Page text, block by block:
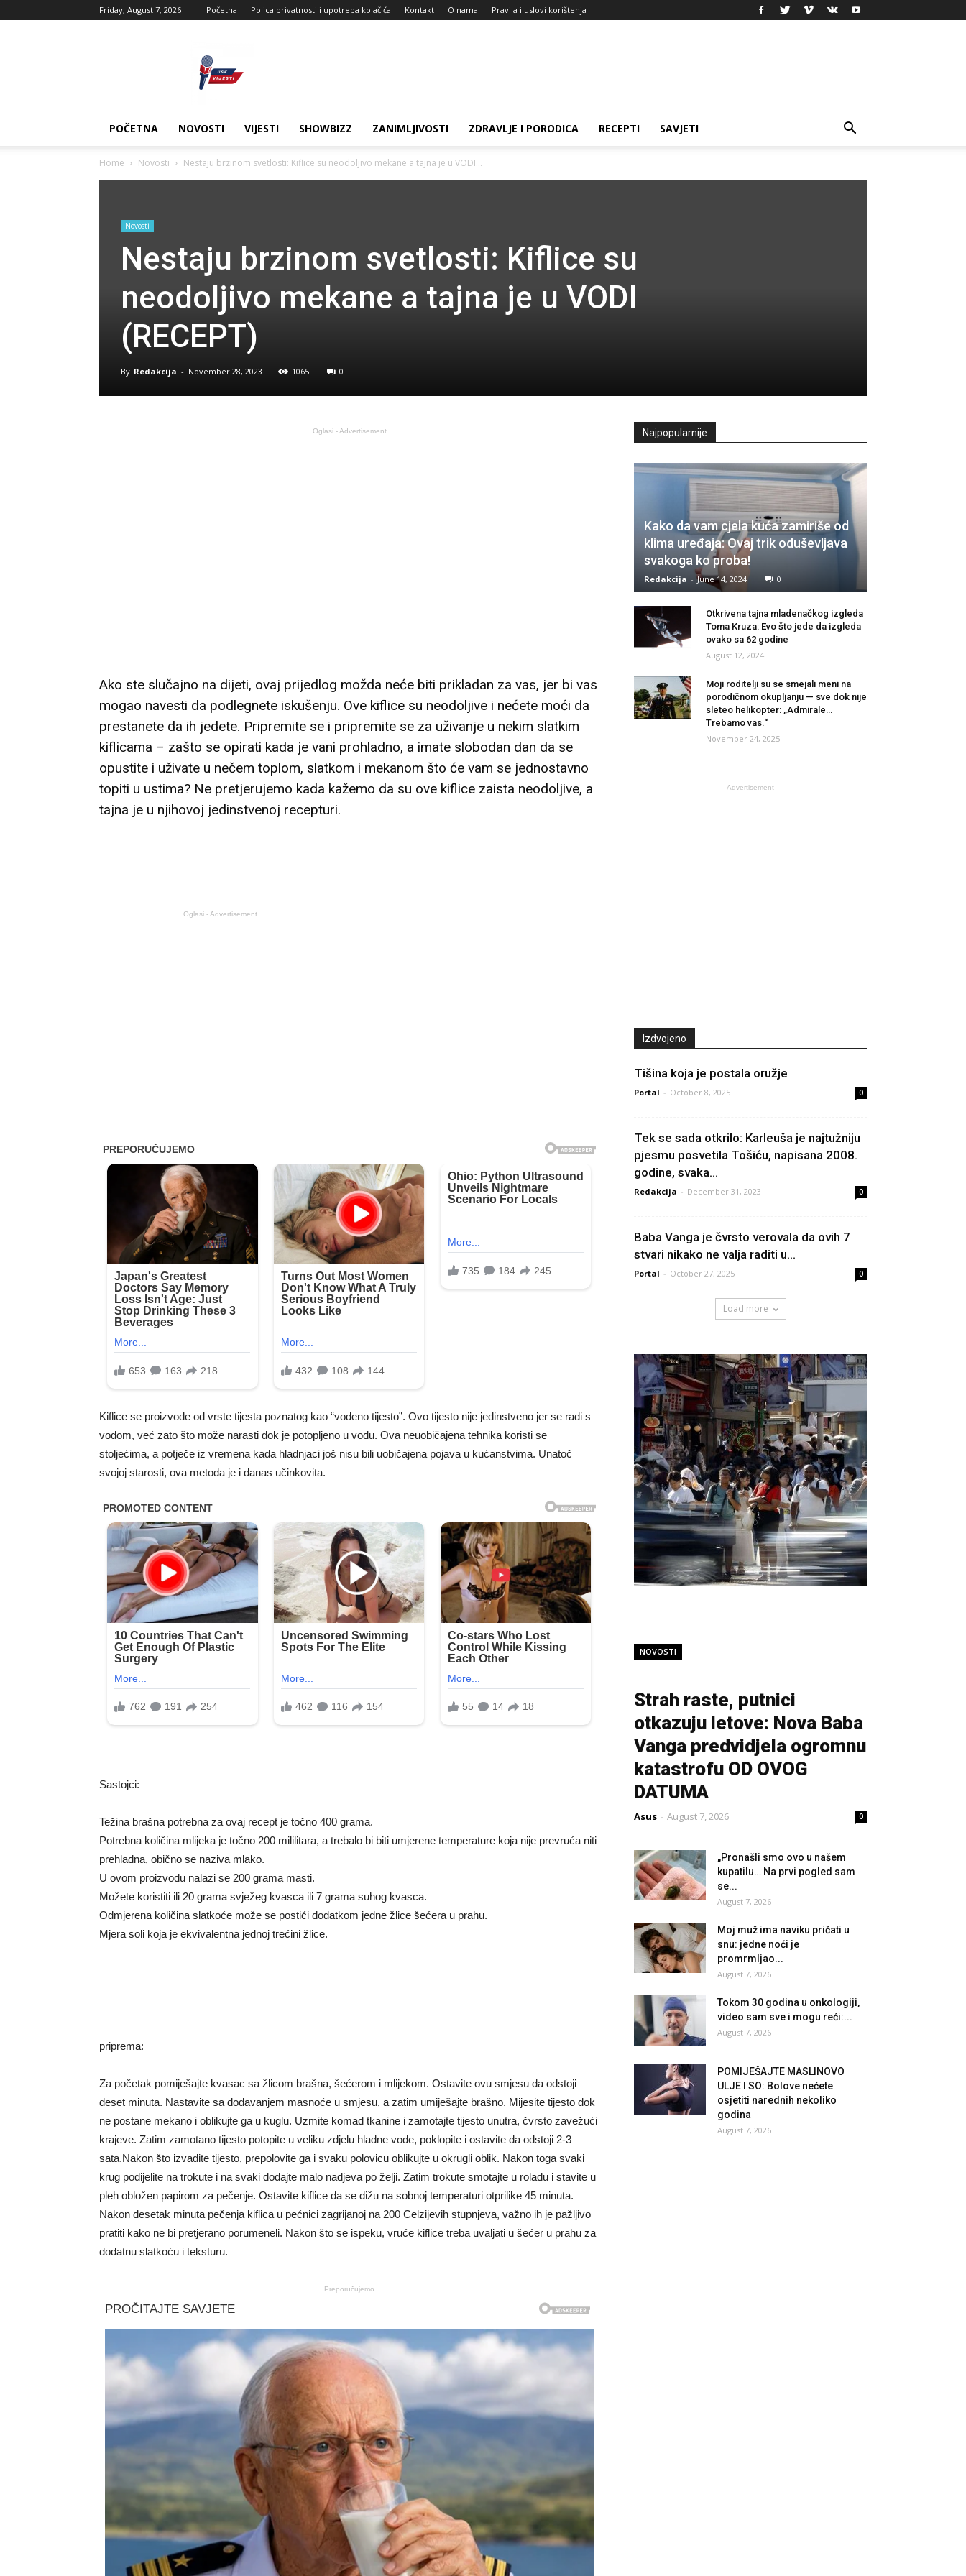
Friday, August 7, 2026 Početna Polica privatnosti i upotreba kolačića Kontakt O nama Pravila i uslovi korištenja
POČETNA NOVOSTI VIJESTI SHOWBIZZ ZANIMLJIVOSTI ZDRAVLJE I PORODICA RECEPTI SAVJETI
Home Novosti Nestaju brzinom svetlosti: Kiflice su neodoljivo mekane a tajna je u VODI...
Novosti
Nestaju brzinom svetlosti: Kiflice su
neodoljivo mekane a tajna je u VODI
(RECEPT)
By Redakcija - November 28, 2023 1065 0
Oglasi - Advertisement
Ako ste slučajno na dijeti, ovaj prijedlog možda neće biti prikladan za vas, jer bi vas
mogao navesti da podlegnete iskušenju. Ove kiflice su neodoljive i nećete moći da
prestanete da ih jedete. Pripremite se i pripremite se za uživanje u nekim slatkim
kiflicama – zašto se opirati kada je vani prohladno, a imate slobodan dan da se
opustite i uživate u nečem toplom, slatkom i mekanom što će vam se jednostavno
topiti u ustima? Ne pretjerujemo kada kažemo da su ove kiflice zaista neodoljive, a
tajna je u njihovoj jedinstvenoj recepturi.
Oglasi - Advertisement
Kiflice se proizvode od vrste tijesta poznatog kao “vodeno tijesto”. Ovo tijesto nije jedinstveno jer se radi s
vodom, već zato što može narasti dok je potopljeno u vodu. Ova neuobičajena tehnika koristi se
stoljećima, a potječe iz vremena kada hladnjaci još nisu bili uobičajena pojava u kućanstvima. Unatoč
svojoj starosti, ova metoda je i danas učinkovita.
Sastojci:
Težina brašna potrebna za ovaj recept je točno 400 grama.
Potrebna količina mlijeka je točno 200 mililitara, a trebalo bi biti umjerene temperature koja nije prevruća niti
prehladna, obično se naziva mlako.
U ovom proizvodu nalazi se 200 grama masti.
Možete koristiti ili 20 grama svježeg kvasca ili 7 grama suhog kvasca.
Odmjerena količina slatkoće može se postići dodatkom jedne žlice šećera u prahu.
Mjera soli koja je ekvivalentna jednoj trećini žlice.
priprema:
Za početak pomiješajte kvasac sa žlicom brašna, šećerom i mlijekom. Ostavite ovu smjesu da odstoji
deset minuta. Nastavite sa dodavanjem masnoće u smjesu, a zatim umiješajte brašno. Mijesite tijesto dok
ne postane mekano i oblikujte ga u kuglu. Uzmite komad tkanine i zamotajte tijesto unutra, čvrsto zavežući
krajeve. Zatim zamotano tijesto potopite u veliku zdjelu hladne vode, poklopite i ostavite da odstoji 2-3
sata.Nakon što izvadite tijesto, prepolovite ga i svaku polovicu oblikujte u okrugli oblik. Nakon toga svaki
krug podijelite na trokute i na svaki dodajte malo nadjeva po želji. Zatim trokute smotajte u roladu i stavite u
pleh obložen papirom za pečenje. Ostavite kiflice da se dižu na sobnoj temperaturi otprilike 45 minuta.
Nakon desetak minuta pečenja kiflica u pećnici zagrijanoj na 200 Celzijevih stupnjeva, važno ih je pažljivo
pratiti kako ne bi pretjerano porumeneli. Nakon što se ispeku, vruće kiflice treba uvaljati u šećer u prahu za
dodatnu slatkoću i teksturu.
Preporučujemo
Najpopularnije
Kako da vam cjela kuća zamiriše od
klima uređaja: Ovaj trik oduševljava
svakoga ko proba!
Redakcija - June 14, 2024 0
Otkrivena tajna mladenačkog izgleda
Toma Kruza: Evo što jede da izgleda
ovako sa 62 godine
August 12, 2024
Moji roditelji su se smejali meni na
porodičnom okupljanju — sve dok nije
sleteo helikopter: „Admirale…
Trebamo vas.“
November 24, 2025
- Advertisement -
Izdvojeno
Tišina koja je postala oružje
Portal - October 8, 2025 0
Tek se sada otkrilo: Karleuša je najtužniju
pjesmu posvetila Tošiću, napisana 2008.
godine, svaka...
Redakcija - December 31, 2023 0
Baba Vanga je čvrsto verovala da ovih 7
stvari nikako ne valja raditi u...
Portal - October 27, 2025 0
Load more
NOVOSTI
Strah raste, putnici
otkazuju letove: Nova Baba
Vanga predvidjela ogromnu
katastrofu OD OVOG
DATUMA
Asus - August 7, 2026 0
„Pronašli smo ovo u našem
kupatilu… Na prvi pogled sam
se...
August 7, 2026
Moj muž ima naviku pričati u
snu: jedne noći je
promrmljao...
August 7, 2026
Tokom 30 godina u onkologiji,
video sam sve i mogu reći:...
August 7, 2026
POMIJEŠAJTE MASLINOVO
ULJE I SO: Bolove nećete
osjetiti narednih nekoliko
godina
August 7, 2026